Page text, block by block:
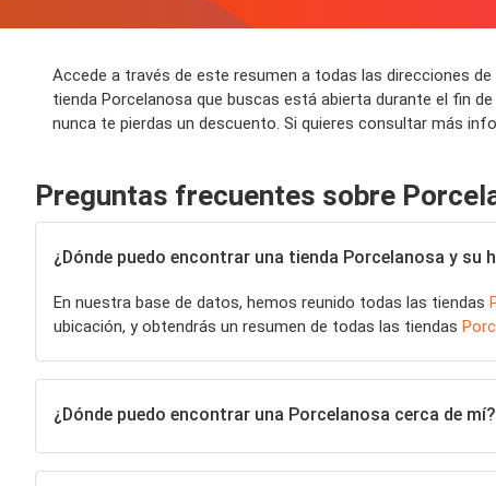
Accede a través de este resumen a todas las direcciones
tienda Porcelanosa que buscas está abierta durante el fin
nunca te pierdas un descuento. Si quieres consultar más
Preguntas frecuentes sobre
¿Dónde puedo encontrar una tienda Porcelanosa y su
En nuestra base de datos, hemos reunido todas las tiendas
ubicación, y obtendrás un resumen de todas las tiendas
¿Dónde puedo encontrar una Porcelanosa cerca de mí?